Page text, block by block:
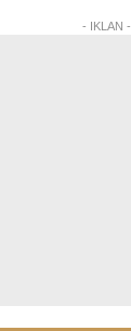
- IKLAN -